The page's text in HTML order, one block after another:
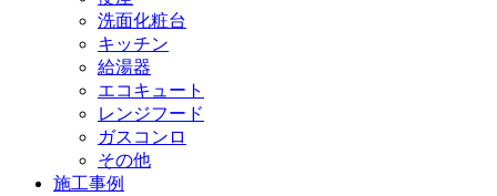
洗面化粧台
キッチン
給湯器
エコキュート
レンジフード
ガスコンロ
その他
施工事例